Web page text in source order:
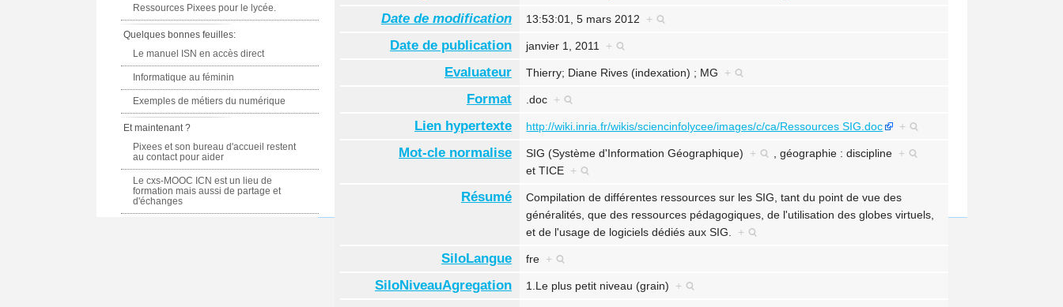
Date de modification 13:53:01, 5 mars 2012 +
Date de publication janvier 1, 2011 +
Evaluateur Thierry; Diane Rives (indexation) ; MG +
Format .doc +
Lien hypertexte http://wiki.inria.fr/wikis/sciencinfolycee/images/c/ca/Ressources SIG.doc +
Mot-cle normalise SIG (Système d'Information Géographique) + ,géographie : discipline +
etTICE +
Résumé
Compilation de différentes ressources sur les SIG, tant du point de vue des
généralités, que des ressources pédagogiques, de l'utilisation des globes virtuels,
et de l'usage de logiciels dédiés aux SIG. +
SiloLangue fre +
SiloNiveauAgregation 1.Le plus petit niveau (grain) +
Ressources Pixees pour le lycée.
Quelques bonnes feuilles:
Le manuel ISN en accès direct
Informatique au féminin
Exemples de métiers du numérique
Et maintenant ?
Pixees et son bureau d'accueil restent
au contact pour aider
Le cxs-MOOC ICN est un lieu de
formation mais aussi de partage et
d'échanges